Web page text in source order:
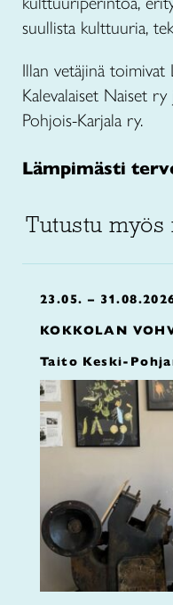
suullista kulttuuria,
Illan vetäjinä toimivat
Kalevalaiset Naiset
Pohjois-Karjala ry.
Lämpimästi
Tutustu
23.05. –
KOKKOLAN
Taito Keski-